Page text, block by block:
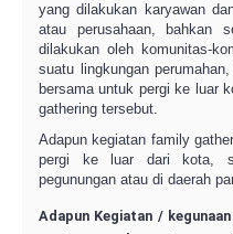
yang dilakukan karyawan
atau perusahaan, bahkan
dilakukan oleh komunitas-
suatu lingkungan
bersama untuk pergi ke luar
gathering tersebut.
Adapun kegiatan family
pergi ke luar dari kota,
pegunungan atau di daerah
Adapun Kegiatan /